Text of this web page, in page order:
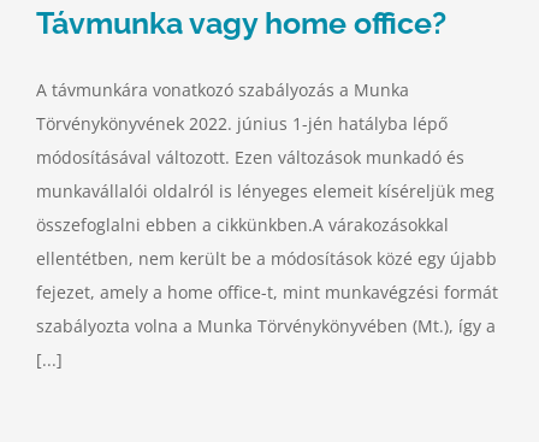
Távmunka vagy home office?
A távmunkára vonatkozó szabályozás a Munka
Törvénykönyvének 2022. június 1-jén hatályba lépő
módosításával változott. Ezen változások munkadó és
munkavállalói oldalról is lényeges elemeit kíséreljük meg
összefoglalni ebben a cikkünkben.A várakozásokkal
ellentétben, nem került be a módosítások közé egy újabb
fejezet, amely a home office-t, mint munkavégzési formát
szabályozta volna a Munka Törvénykönyvében (Mt.), így a
[...]